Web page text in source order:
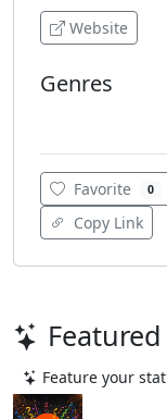
Website
Genres
Favorite 0
Copy Link
Feature your